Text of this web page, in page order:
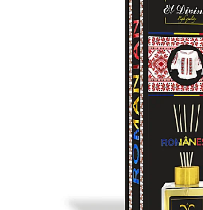
Apret & solutii speciale
Solutie de intretinere textile